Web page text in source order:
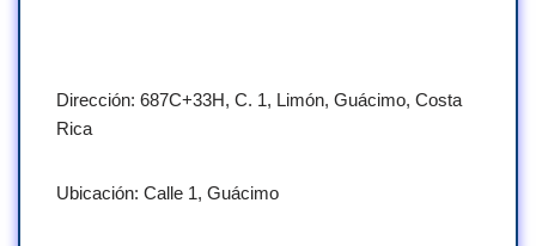
Dirección: 687C+33H, C. 1, Limón, Guácimo, Costa
Rica
Ubicación: Calle 1, Guácimo